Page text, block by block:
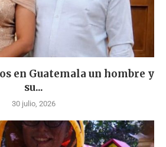
en Guatemala un hombre y
su...
30 julio, 2026